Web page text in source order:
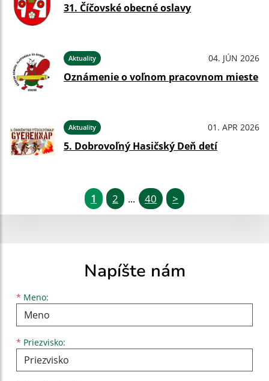
31. Číčovské obecné oslavy
Aktuality 04. JÚN 2026
Oznámenie o voľnom pracovnom mieste
Aktuality 01. APR 2026
5. Dobrovoľný Hasičský Deň detí
1 2 ... 40 >
Napíšte nám
* Meno:
Meno
* Priezvisko:
Priezvisko
E-mailová adresa